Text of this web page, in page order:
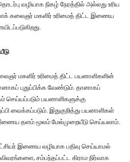
வழியாக நிகழ் நேரத்தில் அல்லது உரிய
கலைஞர் மகளிர் உரிமைத் திட்ட இணைய
மகளிர் உரிமைத் திட்ட பயனாளிகளின்
புதுப்பிக்க வேண்டும். தானாகப்
செய்யப்படும் பயனாளிகளுக்கு
வைக்கப்படும். இதுகுறித்து பயனாளிகள்
தளம் மூலம் மேல்முறையீடு செய்யலாம்.
இணைய வழியாக பதிவு செய்யாமல்
சம்பந்தப்பட்ட கிராம நிர்வாக